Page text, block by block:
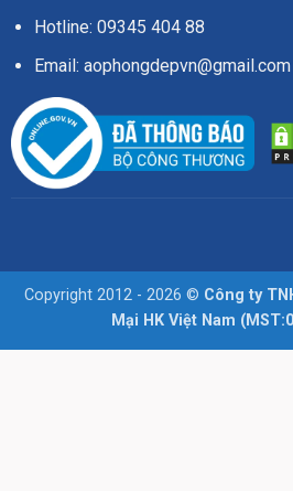
Hotline: 09345 404 88
Email: aophongdepvn@gmail.com
Copyright 2012 - 2026 © Công ty
Mại HK Việt Nam